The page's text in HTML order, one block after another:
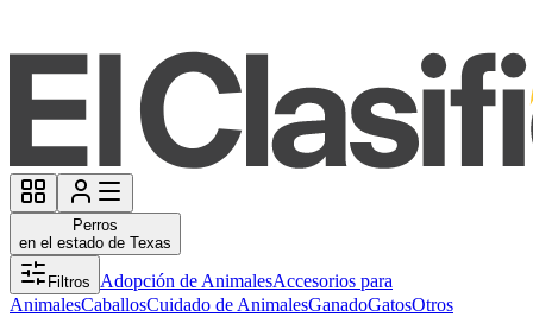
Perros
en el estado de Texas
Filtros Adopción de AnimalesAccesorios para
AnimalesCaballosCuidado de AnimalesGanadoGatosOtros